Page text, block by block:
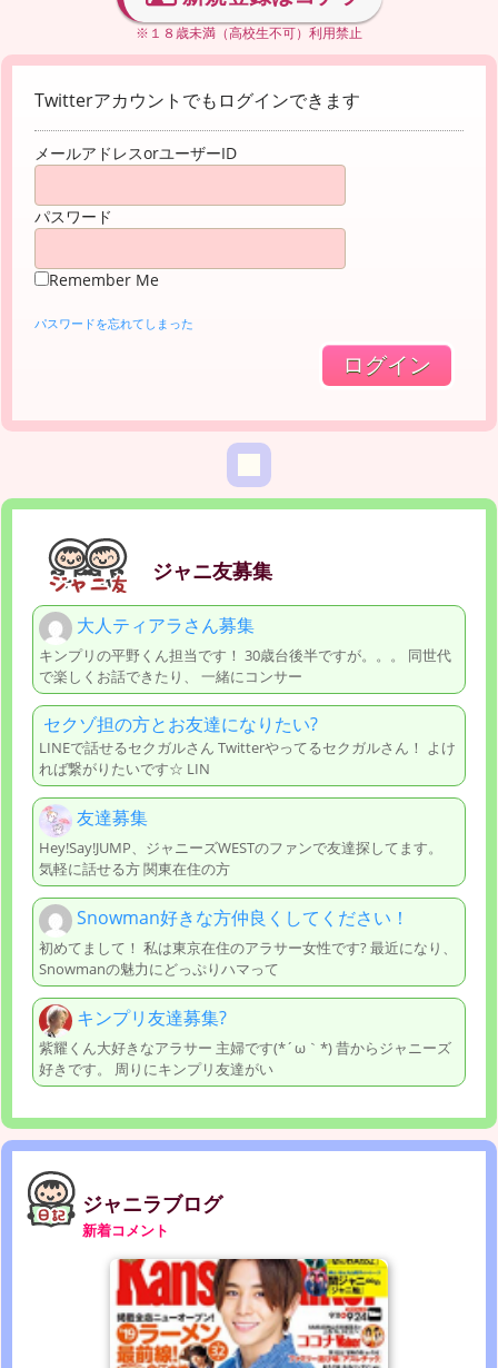
※１８歳未満（高校生不可）利用禁止
Twitterアカウントでもログインできます
メールアドレスorユーザーID
パスワード
Remember Me
パスワードを忘れてしまった
ジャニ友募集
大人ティアラさん募集
キンプリの平野くん担当です！ 30歳台後半ですが。。。 同世代
で楽しくお話できたり、 一緒にコンサー
セクゾ担の方とお友達になりたい?
LINEで話せるセクガルさん Twitterやってるセクガルさん！ よけ
れば繋がりたいです☆ LIN
友達募集
Hey!Say!JUMP、ジャニーズWESTのファンで友達探してます。
気軽に話せる方 関東在住の方
Snowman好きな方仲良くしてください！
初めてまして！ 私は東京在住のアラサー女性です? 最近になり、
Snowmanの魅力にどっぷりハマって
キンプリ友達募集?
紫耀くん大好きなアラサー 主婦です(*´ω｀*) 昔からジャニーズ
好きです。 周りにキンプリ友達がい
ジャニラブログ
新着コメント